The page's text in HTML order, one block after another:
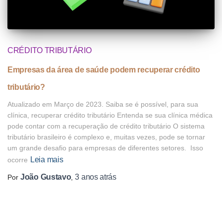
CRÉDITO TRIBUTÁRIO
Empresas da área de saúde podem recuperar crédito
tributário?
Atualizado em Março de 2023. Saiba se é possível, para sua
clínica, recuperar crédito tributário Entenda se sua clínica médica
pode contar com a recuperação de crédito tributário O sistema
tributário brasileiro é complexo e, muitas vezes, pode se tornar
um grande desafio para empresas de diferentes setores. Isso
ocorre Leia mais
Por João Gustavo,3 anosatrás